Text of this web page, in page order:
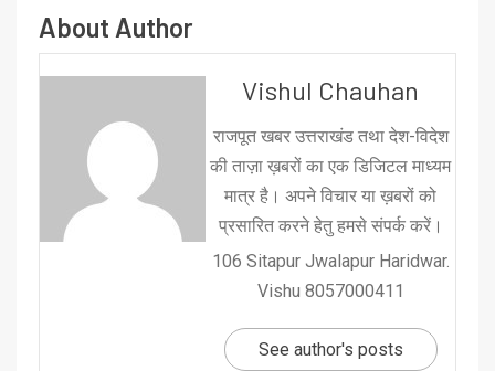
About Author
Vishul Chauhan
राजपूत खबर उत्तराखंड तथा देश-विदेश
की ताज़ा ख़बरों का एक डिजिटल माध्यम
मात्र है। अपने विचार या ख़बरों को
प्रसारित करने हेतु हमसे संपर्क करें।
106 Sitapur Jwalapur Haridwar.
Vishu 8057000411
See author's posts